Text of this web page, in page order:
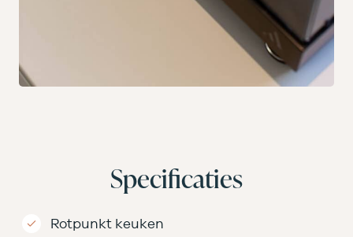
Specificaties
Rotpunkt keuken